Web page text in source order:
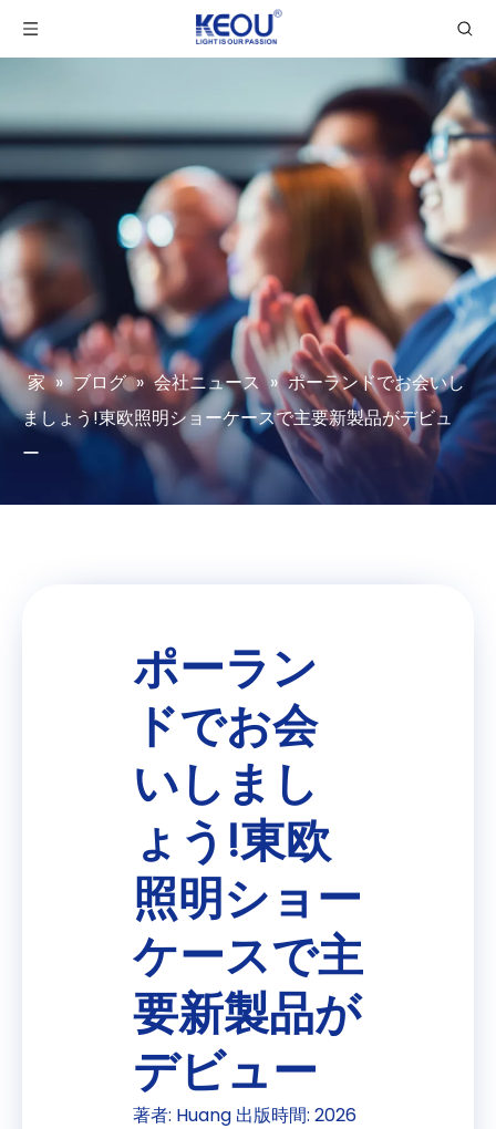
家 » ブログ » 会社ニュース » ポーランドでお会いし
ましょう!東欧照明ショーケースで主要新製品がデビュ
ー
ポーラン
ドでお会
いしまし
ょう!東欧
照明ショー
ケースで主
要新製品が
デビュー
著者: Huang 出版時間: 2026